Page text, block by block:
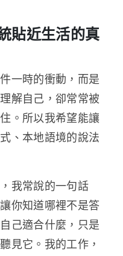
貼近生活的真
一時的衝動，而是
解自己，卻常常被
。所以我希望能讓
、本地語境的說法
我常說的一句話
你知道哪裡不是答
己適合什麼，只是
見它。我的工作，